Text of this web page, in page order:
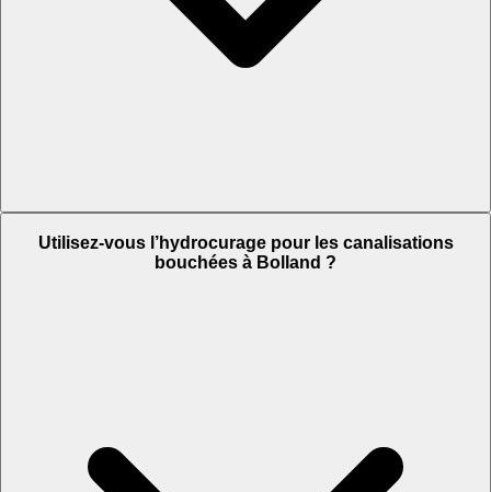
Utilisez-vous l’hydrocurage pour les canalisations
bouchées à Bolland ?